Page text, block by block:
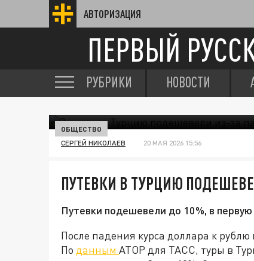
АВТОРИЗАЦИЯ
ПЕРВЫЙ
РУБРИКИ НОВОСТИ
ОБЩЕСТВО
СЕРГЕЙ НИКОЛАЕВ 20 МАЯ 2026 15:56
ПУТЕВКИ В ТУРЦИЮ
Путевки подешевели до 10%, в
После падения курса доллара к
По данным АТОР для ТАСС, туры в